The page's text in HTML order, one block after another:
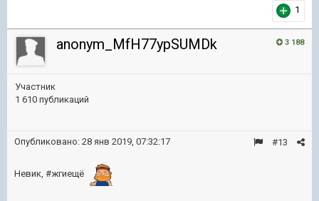
1
3 188
anonym_MfH77ypSUMDk
Участник
1 610 публикаций
#13
Опубликовано: 28 янв 2019, 07:32:17
Невик, #жгиещё